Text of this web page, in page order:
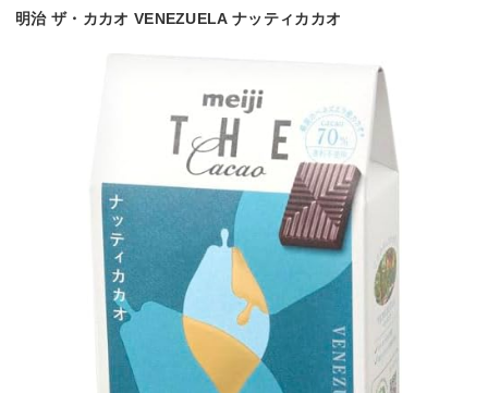
明治 ザ・カカオ VENEZUELA ナッティカカオ